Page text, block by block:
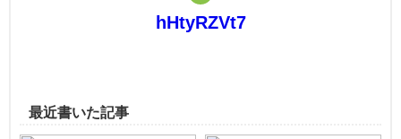
hHtyRZVt7
最近書いた記事